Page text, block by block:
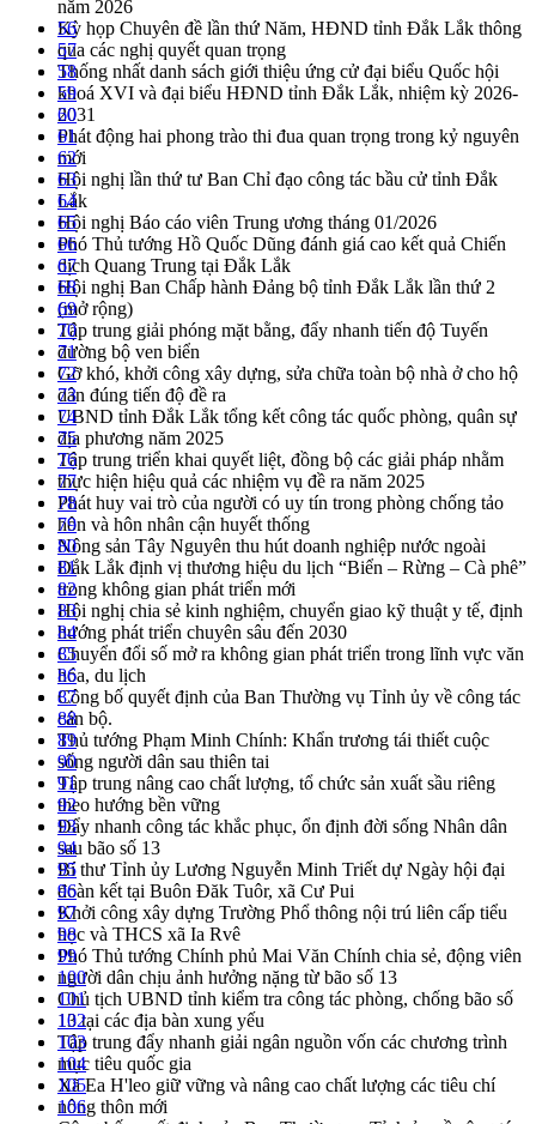
năm 2026
Kỳ họp Chuyên đề lần thứ Năm, HĐND tỉnh Đắk Lắk thông
qua các nghị quyết quan trọng
Thống nhất danh sách giới thiệu ứng cử đại biểu Quốc hội
khoá XVI và đại biểu HĐND tỉnh Đắk Lắk, nhiệm kỳ 2026-
2031
Phát động hai phong trào thi đua quan trọng trong kỷ nguyên
mới
Hội nghị lần thứ tư Ban Chỉ đạo công tác bầu cử tỉnh Đắk
Lắk
Hội nghị Báo cáo viên Trung ương tháng 01/2026
Phó Thủ tướng Hồ Quốc Dũng đánh giá cao kết quả Chiến
dịch Quang Trung tại Đắk Lắk
Hội nghị Ban Chấp hành Đảng bộ tỉnh Đắk Lắk lần thứ 2
(mở rộng)
Tập trung giải phóng mặt bằng, đẩy nhanh tiến độ Tuyến
đường bộ ven biển
Gỡ khó, khởi công xây dựng, sửa chữa toàn bộ nhà ở cho hộ
dân đúng tiến độ đề ra
UBND tỉnh Đắk Lắk tổng kết công tác quốc phòng, quân sự
địa phương năm 2025
Tập trung triển khai quyết liệt, đồng bộ các giải pháp nhằm
thực hiện hiệu quả các nhiệm vụ đề ra năm 2025
Phát huy vai trò của người có uy tín trong phòng chống tảo
hôn và hôn nhân cận huyết thống
Nông sản Tây Nguyên thu hút doanh nghiệp nước ngoài
Đắk Lắk định vị thương hiệu du lịch “Biển – Rừng – Cà phê”
trong không gian phát triển mới
Hội nghị chia sẻ kinh nghiệm, chuyển giao kỹ thuật y tế, định
hướng phát triển chuyên sâu đến 2030
Chuyển đổi số mở ra không gian phát triển trong lĩnh vực văn
hóa, du lịch
Công bố quyết định của Ban Thường vụ Tỉnh ủy về công tác
cán bộ.
Thủ tướng Phạm Minh Chính: Khẩn trương tái thiết cuộc
sống người dân sau thiên tai
Tập trung nâng cao chất lượng, tổ chức sản xuất sầu riêng
theo hướng bền vững
Đẩy nhanh công tác khắc phục, ổn định đời sống Nhân dân
sau bão số 13
Bí thư Tỉnh ủy Lương Nguyễn Minh Triết dự Ngày hội đại
đoàn kết tại Buôn Đăk Tuôr, xã Cư Pui
Khởi công xây dựng Trường Phổ thông nội trú liên cấp tiểu
học và THCS xã Ia Rvê
Phó Thủ tướng Chính phủ Mai Văn Chính chia sẻ, động viên
người dân chịu ảnh hưởng nặng từ bão số 13
Chủ tịch UBND tỉnh kiểm tra công tác phòng, chống bão số
13 tại các địa bàn xung yếu
Tập trung đẩy nhanh giải ngân nguồn vốn các chương trình
mục tiêu quốc gia
Xã Ea H'leo giữ vững và nâng cao chất lượng các tiêu chí
nông thôn mới
56
57
58
59
60
61
62
63
64
65
66
67
68
69
70
71
72
73
74
75
76
77
78
79
80
81
82
83
84
85
86
87
88
89
90
91
92
93
94
95
96
97
98
99
100
101
102
103
104
105
106